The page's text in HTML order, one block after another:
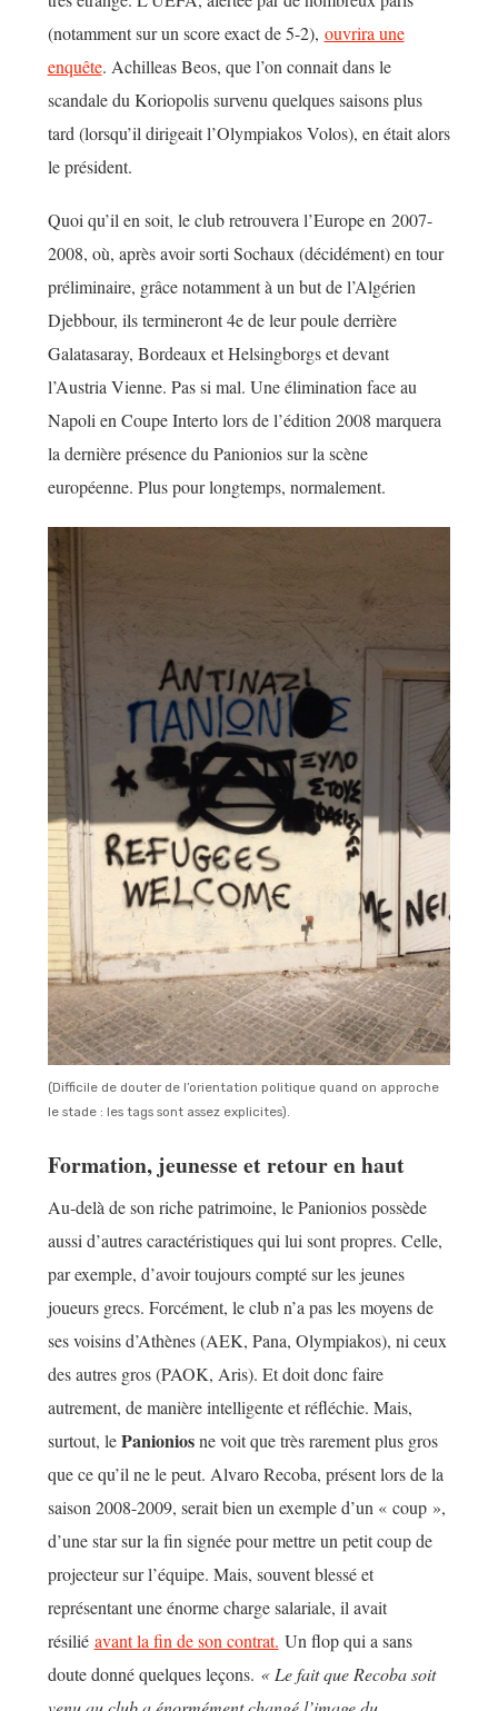
(notamment sur un score exact de 5-2), ouvrira une
enquête. Achilleas Beos, que l’on connait dans le
scandale du Koriopolis survenu quelques saisons plus
tard (lorsqu’il dirigeait l’Olympiakos Volos), en était alors
le président.
Quoi qu’il en soit, le club retrouvera l’Europe en 2007-
2008, où, après avoir sorti Sochaux (décidément) en tour
préliminaire, grâce notamment à un but de l’Algérien
Djebbour, ils termineront 4e de leur poule derrière
Galatasaray, Bordeaux et Helsingborgs et devant
l’Austria Vienne. Pas si mal. Une élimination face au
Napoli en Coupe Interto lors de l’édition 2008 marquera
la dernière présence du Panionios sur la scène
européenne. Plus pour longtemps, normalement.
(Difficile de douter de l’orientation politique quand on approche
le stade : les tags sont assez explicites).
Formation, jeunesse et retour en haut
Au-delà de son riche patrimoine, le Panionios possède
aussi d’autres caractéristiques qui lui sont propres. Celle,
par exemple, d’avoir toujours compté sur les jeunes
joueurs grecs. Forcément, le club n’a pas les moyens de
ses voisins d’Athènes (AEK, Pana, Olympiakos), ni ceux
des autres gros (PAOK, Aris). Et doit donc faire
autrement, de manière intelligente et réfléchie. Mais,
surtout, lePanioniosne voit que très rarement plus gros
que ce qu’il ne le peut. Alvaro Recoba, présent lors de la
saison 2008-2009, serait bien un exemple d’un « coup »,
d’une star sur la fin signée pour mettre un petit coup de
projecteur sur l’équipe. Mais, souvent blessé et
représentant une énorme charge salariale, il avait
résilié avant la fin de son contrat. Un flop qui a sans
doute donné quelques leçons. « Le fait que Recoba soit